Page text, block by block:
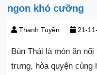
ngon khó cưỡng
Thanh Tuyền 21-
Bún Thái là món ăn
trưng, hòa quyện cùng